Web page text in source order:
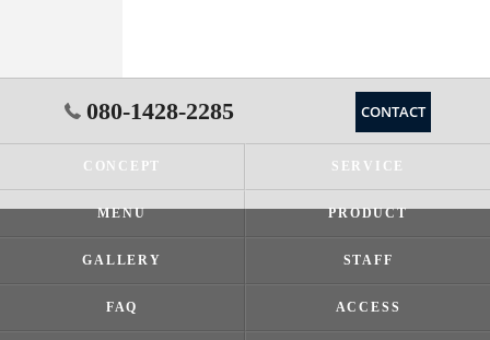
080-1428-2285 CONTACT
CONCEPT SERVICE
MENU PRODUCT
GALLERY STAFF
FAQ ACCESS